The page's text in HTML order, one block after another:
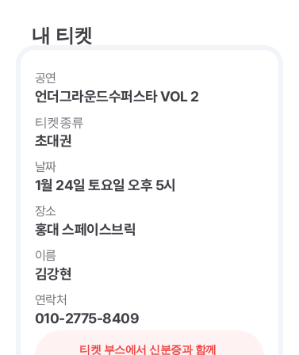
내 티켓
공연
언더그라운드수퍼스타 VOL 2
티켓종류
초대권
날짜
1월 24일 토요일 오후 5시
장소
홍대 스페이스브릭
이름
김강현
연락처
010-2775-8409
티켓 부스에서 신분증과 함께